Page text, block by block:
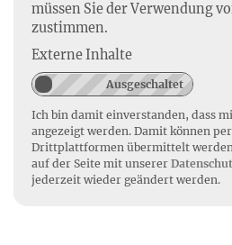
müssen Sie der Verwendung
zustimmen.
Externe Inhalte
Ich bin damit einverstanden, dass
angezeigt werden. Damit können
Drittplattformen übermittelt
auf der Seite mit unserer
jederzeit wieder geändert werden.